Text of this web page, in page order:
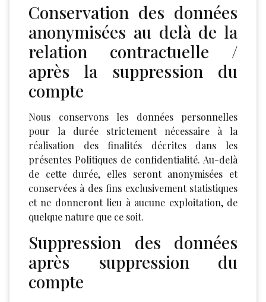
Conservation des données
anonymisées au delà de la
relation contractuelle /
après la suppression du
compte
Nous conservons les données personnelles
pour la durée strictement nécessaire à la
réalisation des finalités décrites dans les
présentes Politiques de confidentialité. Au-delà
de cette durée, elles seront anonymisées et
conservées à des fins exclusivement statistiques
et ne donneront lieu à aucune exploitation, de
quelque nature que ce soit.
Suppression des données
après suppression du
compte